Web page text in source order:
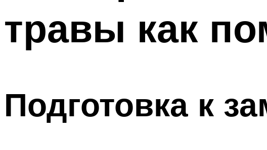
травы как
Подготовка к